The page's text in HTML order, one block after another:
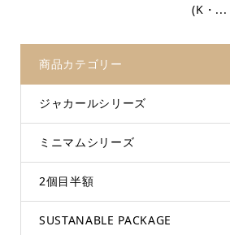
(K・...
商品カテゴリー
ジャカールシリーズ
ミニマムシリーズ
2個目半額
SUSTANABLE PACKAGE